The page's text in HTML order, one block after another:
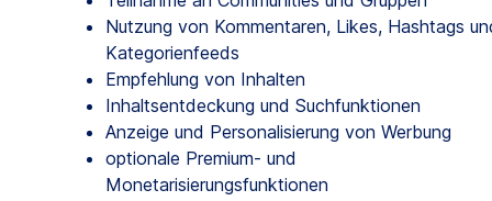
Nutzung von Kommentaren, Likes, Hashtags
Kategorienfeeds
Empfehlung von Inhalten
Inhaltsentdeckung und Suchfunktionen
Anzeige und Personalisierung von Werbung
optionale Premium- und
Monetarisierungsfunktionen